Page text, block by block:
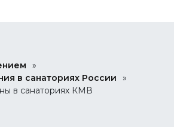
»
в санаториях России
»
в санаториях КМВ